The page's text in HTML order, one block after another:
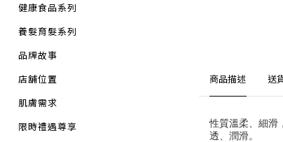
健康食品系列
養髮育髮系列
品牌故事
店舖位置
肌膚需求
限時禮遇尊享
商品描述 送
性質溫柔、細滑
透、潤滑。